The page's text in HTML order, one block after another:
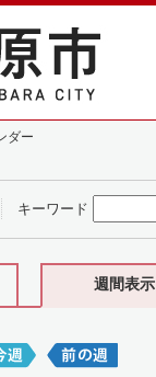
ダー
キーワード
週間表示